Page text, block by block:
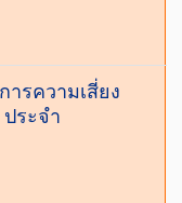
ารความเสี่ยง
ระจำ